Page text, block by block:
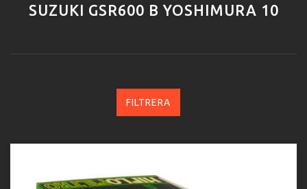
SUZUKI GSR600 B YOSHIMURA 10
FILTRERA